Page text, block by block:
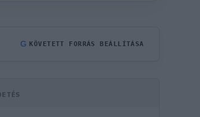
G KÖVETETT FORRÁS BEÁLLÍTÁSA